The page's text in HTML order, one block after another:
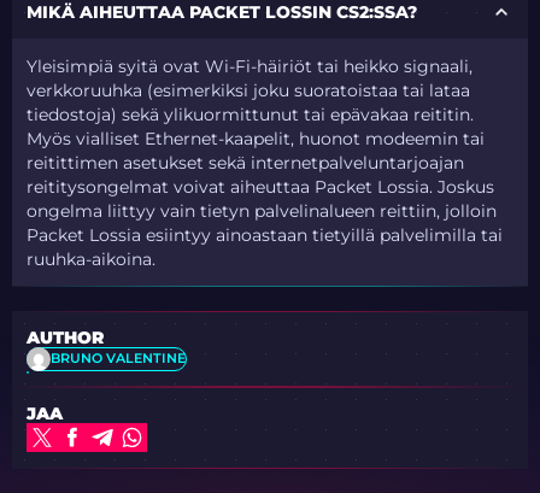
MIKÄ AIHEUTTAA PACKET LOSSIN CS2:SSA?
Yleisimpiä syitä ovat Wi-Fi-häiriöt tai heikko signaali,
verkkoruuhka (esimerkiksi joku suoratoistaa tai lataa
tiedostoja) sekä ylikuormittunut tai epävakaa reititin.
Myös vialliset Ethernet-kaapelit, huonot modeemin tai
reitittimen asetukset sekä internetpalveluntarjoajan
reititysongelmat voivat aiheuttaa Packet Lossia. Joskus
ongelma liittyy vain tietyn palvelinalueen reittiin, jolloin
Packet Lossia esiintyy ainoastaan tietyillä palvelimilla tai
ruuhka-aikoina.
AUTHOR
BRUNO VALENTINE
JAA